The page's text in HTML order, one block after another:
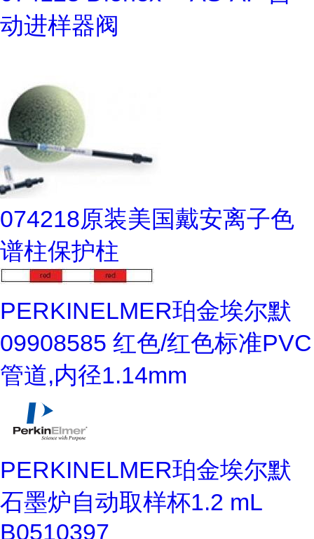
动进样器阀
074218原装美国戴安离子色
谱柱保护柱
PERKINELMER珀金埃尔默
09908585 红色/红色标准PVC
管道,内径1.14mm
PERKINELMER珀金埃尔默
石墨炉自动取样杯1.2 mL
B0510397